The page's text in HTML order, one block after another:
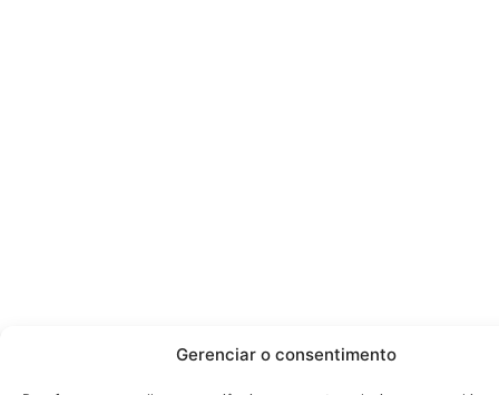
Gerenciar o consentimento